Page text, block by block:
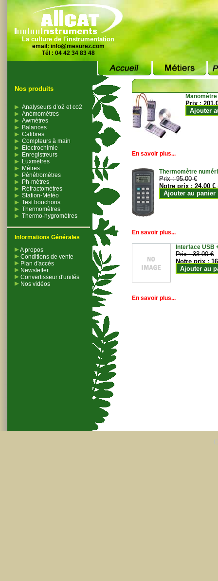
La culture de l'instrumentation
email: info@mesurez.com
Tél : 04 42 34 83 48
Nos produits
Analyseurs d’o2 et co2
Anémomètres
Awmètres
Balances
Calibres
Compteurs à main
Electrochimie
Enregistreurs
Luxmètres
Mètres
Pénétromètres
Ph-mètres
Réfractomètres
Station-Météo
Test bouchons
Thermomètres
Thermo-hygromètres
Informations Générales
A propos
Conditions de vente
Plan d'accès
Newsletter
Convertisseur d'unités
Nos vidéos
Prix :
Ajouter
En savoir plus...
Thermomètre
Prix :95.00 €
Notre prix :24.00 €
Ajouter au panier
En savoir plus...
Interface USB
Prix :33.00 €
Notre prix :
Ajouter au
En savoir plus...